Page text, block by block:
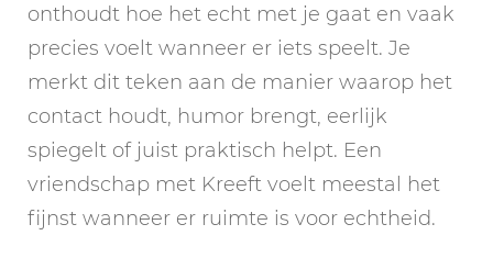
onthoudt hoe het echt met je gaat en vaak
precies voelt wanneer er iets speelt. Je
merkt dit teken aan de manier waarop het
contact houdt, humor brengt, eerlijk
spiegelt of juist praktisch helpt. Een
vriendschap met Kreeft voelt meestal het
fijnst wanneer er ruimte is voor echtheid.